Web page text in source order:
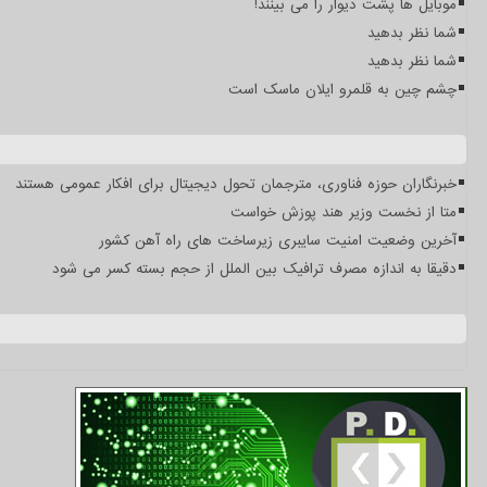
موبایل ها پشت دیوار را می بینند!
شما نظر بدهید
شما نظر بدهید
چشم چین به قلمرو ایلان ماسک است
خبرنگاران حوزه فناوری، مترجمان تحول دیجیتال برای افکار عمومی هستند
متا از نخست وزیر هند پوزش خواست
آخرین وضعیت امنیت سایبری زیرساخت های راه آهن کشور
دقیقا به اندازه مصرف ترافیک بین الملل از حجم بسته کسر می شود